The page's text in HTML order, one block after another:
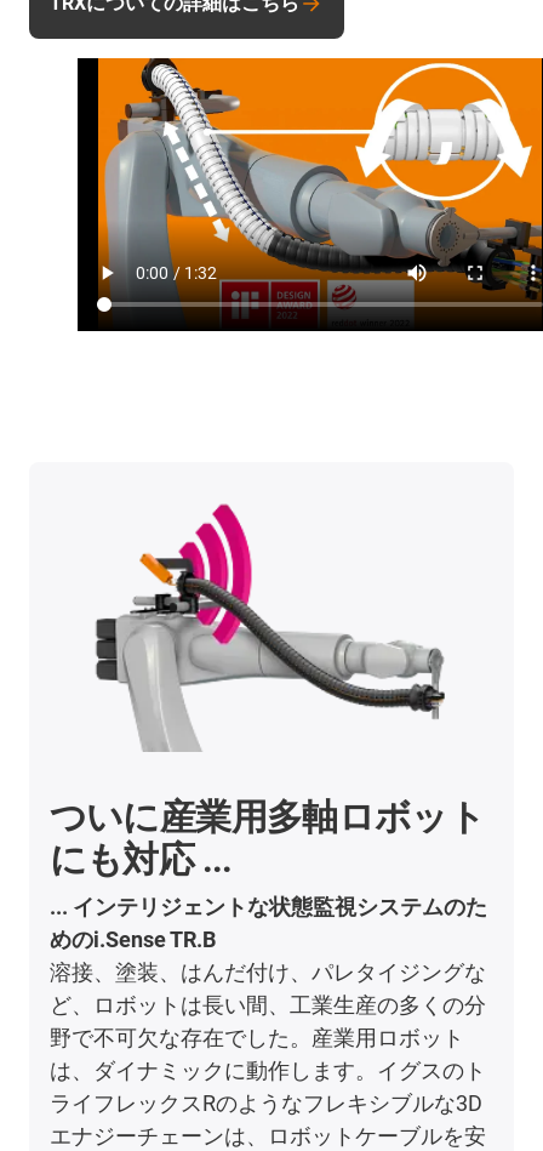
ついに産業用多軸ロボット
にも対応 ...
... インテリジェントな状態監視システムのた
めのi.Sense TR.B
溶接、塗装、はんだ付け、パレタイジングな
ど、ロボットは長い間、工業生産の多くの分
野で不可欠な存在でした。産業用ロボット
は、ダイナミックに動作します。イグスのト
ライフレックスRのようなフレキシブルな3D
エナジーチェーンは、ロボットケーブルを安